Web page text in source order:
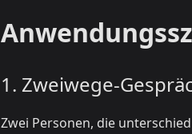
1. Zweiwege-
Zwei Personen, die